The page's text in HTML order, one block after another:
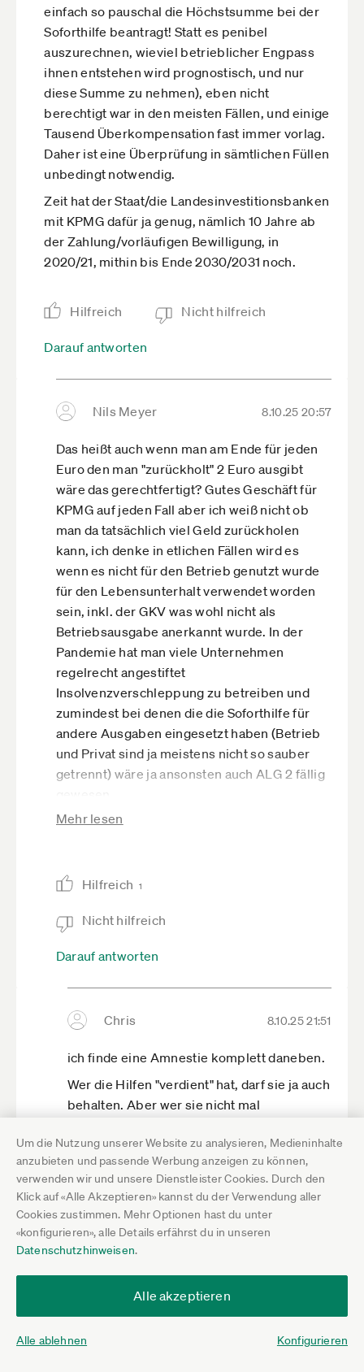
Um die Nutzung unserer Website zu analysieren, Medieninhalte
anzubieten und passende Werbung anzeigen zu können,
verwenden wir und unsere Dienstleister Cookies. Durch den
Klick auf «Alle Akzeptieren» kannst du der Verwendung aller
Cookies zustimmen. Mehr Optionen hast du unter
«konfigurieren», alle Details erfährst du in unseren
Datenschutzhinweisen.
Alle akzeptieren
Alle ablehnen Konfigurieren
einfach so pauschal die Höchstsumme bei der
Soforthilfe beantragt! Statt es penibel
auszurechnen, wieviel betrieblicher Engpass
ihnen entstehen wird prognostisch, und nur
diese Summe zu nehmen), eben nicht
berechtigt war in den meisten Fällen, und einige
Tausend Überkompensation fast immer vorlag.
Daher ist eine Überprüfung in sämtlichen Füllen
unbedingt notwendig.
Zeit hat der Staat/die Landesinvestitionsbanken
mit KPMG dafür ja genug, nämlich 10 Jahre ab
der Zahlung/vorläufigen Bewilligung, in
2020/21, mithin bis Ende 2030/2031 noch.
Hilfreich Nicht hilfreich
Darauf antworten
Nils Meyer 8.10.25 20:57
Das heißt auch wenn man am Ende für jeden
Euro den man "zurückholt" 2 Euro ausgibt
wäre das gerechtfertigt? Gutes Geschäft für
KPMG auf jeden Fall aber ich weiß nicht ob
man da tatsächlich viel Geld zurückholen
kann, ich denke in etlichen Fällen wird es
wenn es nicht für den Betrieb genutzt wurde
für den Lebensunterhalt verwendet worden
sein, inkl. der GKV was wohl nicht als
Betriebsausgabe anerkannt wurde. In der
Pandemie hat man viele Unternehmen
regelrecht angestiftet
Insolvenzverschleppung zu betreiben und
zumindest bei denen die die Soforthilfe für
andere Ausgaben eingesetzt haben (Betrieb
und Privat sind ja meistens nicht so sauber
getrennt) wäre ja ansonsten auch ALG 2 fällig
Habe ja nichts dagegen wenn geprüft wird
dazu da die Selbstständigen ruhig zu stellen
Entschädigung für was in vielen Fällen ein
zahlen musste. Es hat auch irgendwie ein
mit Pfizer und Co. geheim halten möchte,
sonstigem Betrug versickert sind und z.B.
über 42mrd EUR Kurzarbeitergeld gezahlt
wurden, davon ein großer Teil aus
hat. Eigentlich schuldet die
Arbeitslosenversicherung den Steuerzahlern
noch ein paar Milliarden. Warum tragen mal
wieder die Selbstständigen alle Lasten?
Ich glaube eine generelle Amnestie wäre
besser. Viele andere Dinge hat man auch
vergessen und verziehen.
Mehr lesen
Hilfreich 1
Nicht hilfreich
Darauf antworten
Chris 8.10.25 21:51
ich finde eine Amnestie komplett daneben.
Wer die Hilfen "verdient" hat, darf sie ja auch
behalten. Aber wer sie nicht mal
abrechnen und zurück zahlen wäre korrekt.
Eine Bagatellgrenze für die Abrechnung
und Rückzahlung mag gerade noch
gerechtfertigt sein; aber alles andere ist
völlig ungerecht gegenüber denen, die
komplett abgerechnet haben und korrekt
Es ist bez Corona-Hilfen vieles bürokratisch
und schief gelaufen in Deutschland. Ich
habe hautnah mitbekommen, wie das in